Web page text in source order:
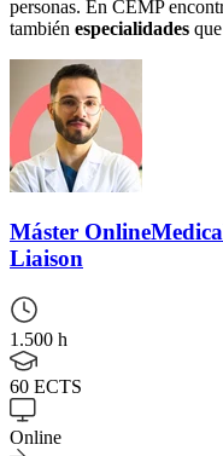
personas. En CEMP
también especialidades
Máster Online
Liaison
1.500 h
60 ECTS
Online